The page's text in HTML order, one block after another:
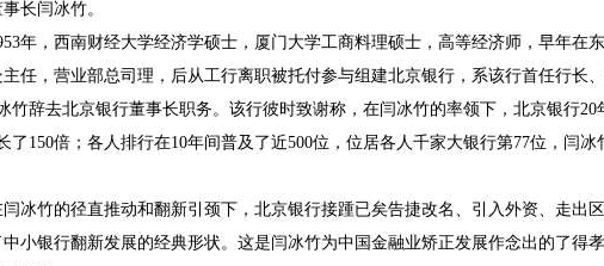
闫冰竹。
，西南财经大学经济学硕士，厦门大学工商料理硕士，高等经济师，早年在
任，营业部总司理，后从工行离职被托付参与组建北京银行，系该行首任行长
辞去北京银行董事长职务。该行彼时致谢称，在闫冰竹的率领下，北京银行20
了150倍；各人排行在10年间普及了近500位，位居各人千家大银行第77位，闫
竹的径直推动和翻新引颈下，北京银行接踵已矣告捷改名、引入外资、走出
小银行翻新发展的经典形状。这是闫冰竹为中国金融业矫正发展作念出的了得